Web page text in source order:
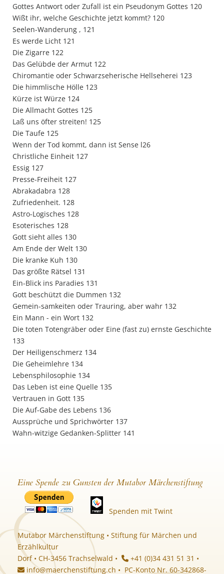
Gottes Antwort oder Zufall ist ein Pseudonym Gottes 120
Wißt ihr, welche Geschichte jetzt kommt? 120
Seelen-Wanderung , 121
Es werde Licht 121
Die Zigarre 122
Das Gelübde der Armut 122
Chiromantie oder Schwarzseherische Hellseherei 123
Die himmlische Hölle 123
Kürze ist Würze 124
Die Allmacht Gottes 125
Laß uns öfter streiten! 125
Die Taufe 125
Wenn der Tod kommt, dann ist Sense l26
Christliche Einheit 127
Essig 127
Presse-Freiheit 127
Abrakadabra 128
Zufriedenheit. 128
Astro-Logisches 128
Esoterisches 128
Gott sieht alles 130
Am Ende der Welt 130
Die kranke Kuh 130
Das größte Rätsel 131
Ein-Blick ins Paradies 131
Gott beschützt die Dummen 132
Gemein-samkeiten oder Trauring, aber wahr 132
Ein Mann - ein Wort 132
Die toten Totengräber oder Eine (fast zu) ernste Geschichte
133
Der Heiligenschmerz 134
Die Geheimlehre 134
Lebensphilosophie 134
Das Leben ist eine Quelle 135
Vertrauen in Gott 135
Die Auf-Gabe des Lebens 136
Aussprüche und Sprichwörter 137
Wahn-witzige Gedanken-Splitter 141
Eine Spende zu Gunsten der Mutabor Märchenstiftung
Spenden mit Twint
Mutabor Märchenstiftung • Stiftung für Märchen und
Erzählkultur
Dorf • CH-3456 Trachselwald •
+41 (0)34 431 51 31 •
info@maerchenstiftung.ch • PC-Konto Nr. 60-342868-